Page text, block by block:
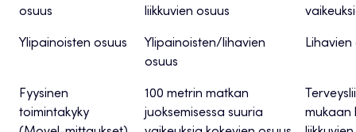
osuus liikkuvien osuus
Ylipainoisten osuus
Ylipainoisten/lihavien
osuus
Lihavien
Fyysinen
toimintakyky
100 metrin matkan
juoksemisessa suuria
mukaan